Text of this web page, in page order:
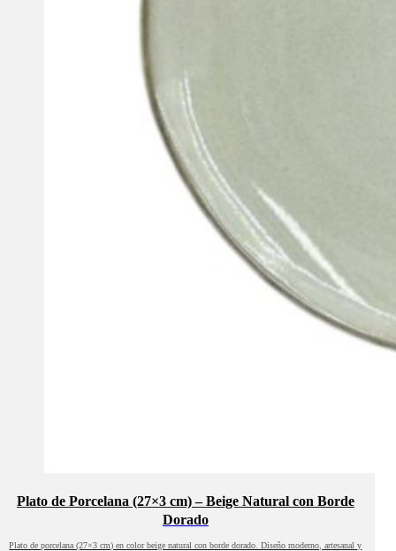
Plato de Porcelana (27×3 cm) – Beige Natural con Borde
Dorado
Plato de porcelana (27×3 cm) en color beige natural con borde dorado. Diseño moderno, artesanal y